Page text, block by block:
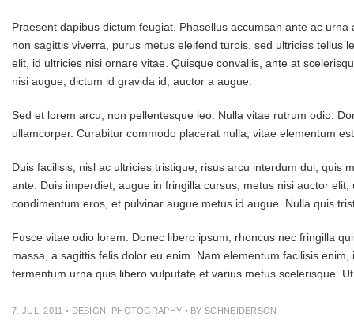
Praesent dapibus dictum feugiat. Phasellus accumsan ante ac
non sagittis viverra, purus metus eleifend turpis, sed ultricies tellus
elit, id ultricies nisi ornare vitae. Quisque convallis, ante at
nisi augue, dictum id gravida id, auctor a augue.
Sed et lorem arcu, non pellentesque leo. Nulla vitae rutrum odio.
ullamcorper. Curabitur commodo placerat nulla, vitae elementum
Duis facilisis, nisl ac ultricies tristique, risus arcu interdum dui, quis
ante. Duis imperdiet, augue in fringilla cursus, metus nisi auctor
condimentum eros, et pulvinar augue metus id augue. Nulla quis
Fusce vitae odio lorem. Donec libero ipsum, rhoncus nec fringilla
massa, a sagittis felis dolor eu enim. Nam elementum facilisis
fermentum urna quis libero vulputate et varius metus scelerisque.
7. JULI 2011 • DESIGN PHOTOGRAPHY • BYSCHNEIDERSON